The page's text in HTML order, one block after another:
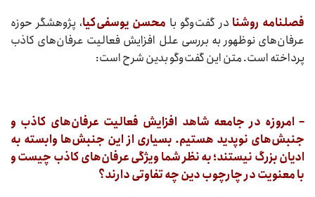
فصلنامه روشنا در گفت‌و‌گو با محسن یوسفی‌کیا، پژوهشگر حوزه
عرفان‌های نوظهور به بررسی علل افزایش فعالیت عرفان‌های کاذب
پرداخته است. متن این گفت‌وگو بدین شرح است:
– امروزه در جامعه شاهد افزایش فعالیت عرفان‌های کاذب و
جنبش‌های نوپدید هستیم. بسیاری از این جنبش‌ها وابسته به
ادیان بزرگ نیستند؛ به نظر شما ویژگی عرفان‌های کاذب چیست و
با معنویت در چارچوب دین چه تفاوتی دارند؟